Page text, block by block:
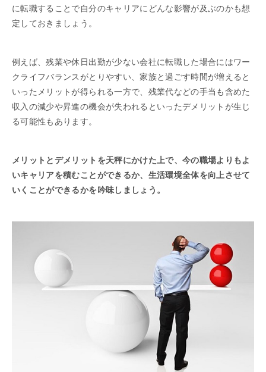
に転職することで自分のキャリアにどんな影響が及ぶのかも想
定しておきましょう。
例えば、残業や休日出勤が少ない会社に転職した場合にはワー
クライフバランスがとりやすい、家族と過ごす時間が増えると
いったメリットが得られる一方で、残業代などの手当も含めた
収入の減少や昇進の機会が失われるといったデメリットが生じ
る可能性もあります。
メリットとデメリットを天秤にかけた上で、今の職場よりもよ
いキャリアを積むことができるか、生活環境全体を向上させて
いくことができるかを吟味しましょう。